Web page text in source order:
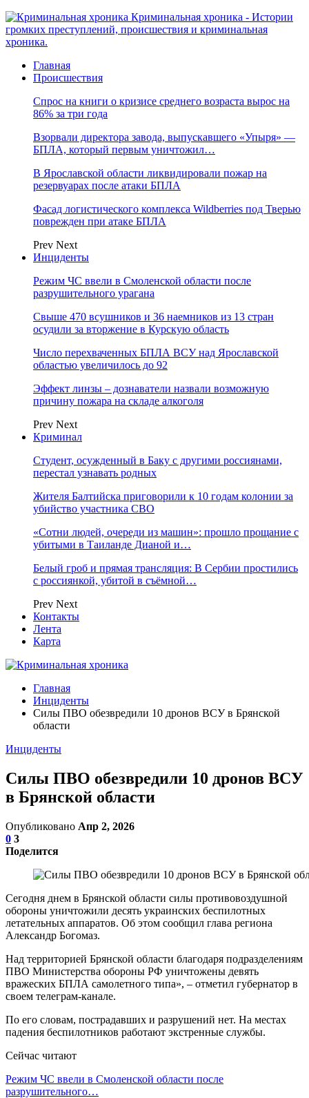
Криминальная хроника - Истории
громких преступлений, происшествия и криминальная
хроника.
Главная
Происшествия
Спрос на книги о кризисе среднего возраста вырос на
86% за три года
Взорвали директора завода, выпускавшего «Упыря» —
БПЛА, который первым уничтожил…
В Ярославской области ликвидировали пожар на
резервуарах после атаки БПЛА
Фасад логистического комплекса Wildberries под Тверью
поврежден при атаке БПЛА
Prev Next
Инциденты
Режим ЧС ввели в Смоленской области после
разрушительного урагана
Свыше 470 всушников и 36 наемников из 13 стран
осудили за вторжение в Курскую область
Число перехваченных БПЛА ВСУ над Ярославской
областью увеличилось до 92
Эффект линзы – дознаватели назвали возможную
причину пожара на складе алкоголя
Prev Next
Криминал
Студент, осужденный в Баку с другими россиянами,
перестал узнавать родных
Жителя Балтийска приговорили к 10 годам колонии за
убийство участника СВО
«Сотни людей, очереди из машин»: прошло прощание с
убитыми в Таиланде Дианой и…
Белый гроб и прямая трансляция: В Сербии простились
с россиянкой, убитой в съёмной…
Prev Next
Контакты
Лента
Карта
Главная
Инциденты
Силы ПВО обезвредили 10 дронов ВСУ в Брянской
области
Инциденты
Силы ПВО обезвредили 10 дронов ВСУ
в Брянской области
Опубликовано Апр 2, 2026
0 3
Поделится
Сегодня днем в Брянской области силы противовоздушной
обороны уничтожили десять украинских беспилотных
летательных аппаратов. Об этом сообщил глава региона
Александр Богомаз.
Над территорией Брянской области благодаря подразделениям
ПВО Министерства обороны РФ уничтожены девять
вражеских БПЛА самолетного типа», – отметил губернатор в
своем телеграм-канале.
По его словам, пострадавших и разрушений нет. На местах
падения беспилотников работают экстренные службы.
Сейчас читают
Режим ЧС ввели в Смоленской области после
разрушительного…